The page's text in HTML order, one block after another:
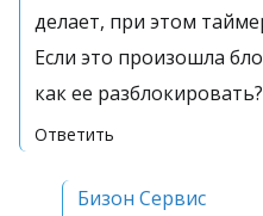
делает, при этом
Если это произошла
как ее разблокировать?
Ответить
Бизон Сервис